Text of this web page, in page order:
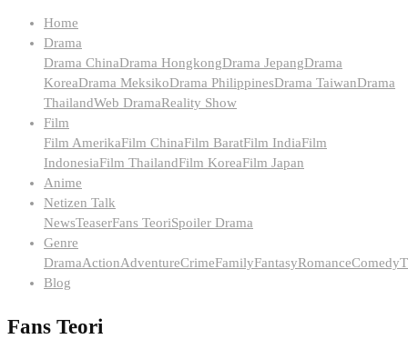
Home
Drama
Drama ChinaDrama HongkongDrama JepangDrama
KoreaDrama MeksikoDrama PhilippinesDrama TaiwanDrama
ThailandWeb DramaReality Show
Film
Film AmerikaFilm ChinaFilm BaratFilm IndiaFilm
IndonesiaFilm ThailandFilm KoreaFilm Japan
Anime
Netizen Talk
NewsTeaserFans TeoriSpoiler Drama
Genre
DramaActionAdventureCrimeFamilyFantasyRomanceComedy
Blog
Fans Teori